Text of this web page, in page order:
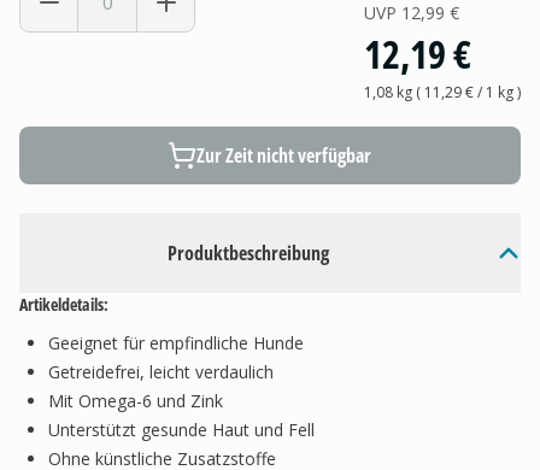
Produktbeschreibung
Artikeldetails:
Geeignet für empfindliche Hunde
Getreidefrei, leicht verdaulich
Mit Omega-6 und Zink
Unterstützt gesunde Haut und Fell
Ohne künstliche Zusatzstoffe
UVP 12,99 €
12,19 €
1,08 kg( 11,29 €/ 1 kg)
Zur Zeit nicht verfügbar